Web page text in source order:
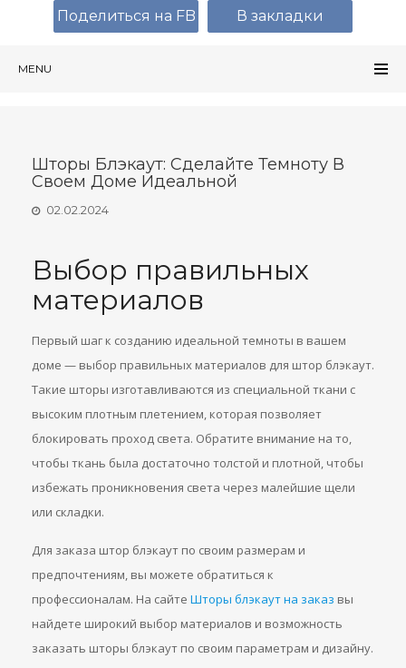
MENU
Шторы Блэкаут: Сделайте Темноту В
Своем Доме Идеальной
02.02.2024
Выбор правильных
материалов
Первый шаг к созданию идеальной темноты в вашем
доме — выбор правильных материалов для штор блэкаут.
Такие шторы изготавливаются из специальной ткани с
высоким плотным плетением, которая позволяет
блокировать проход света. Обратите внимание на то,
чтобы ткань была достаточно толстой и плотной, чтобы
избежать проникновения света через малейшие щели
или складки.
Для заказа штор блэкаут по своим размерам и
предпочтениям, вы можете обратиться к
профессионалам. На сайте Шторы блэкаут на заказ вы
найдете широкий выбор материалов и возможность
заказать шторы блэкаут по своим параметрам и дизайну.
Поделиться на FB В закладки